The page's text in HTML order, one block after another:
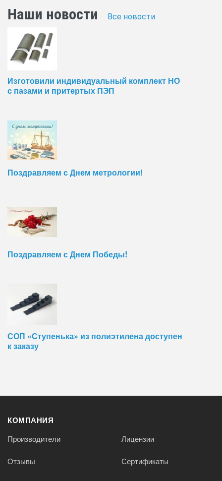
Наши новости Все новости
Изготовили индивидуальный комплект НО
с пазами и притертых ПЭП
Поздравляем с Днем метрологии!
Поздравляем с Днем Победы!
СОП «Ступенька» из полиэтилена доступен
к заказу
КОМПАНИЯ
Производители Лицензии
Отзывы Сертификаты